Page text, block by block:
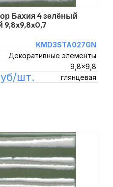
Бахия 4 зелёный
9,8x9,8x0,7
KMD3STA027GN
Декоративные элементы
9,8x9,8
глянцевая
шт.